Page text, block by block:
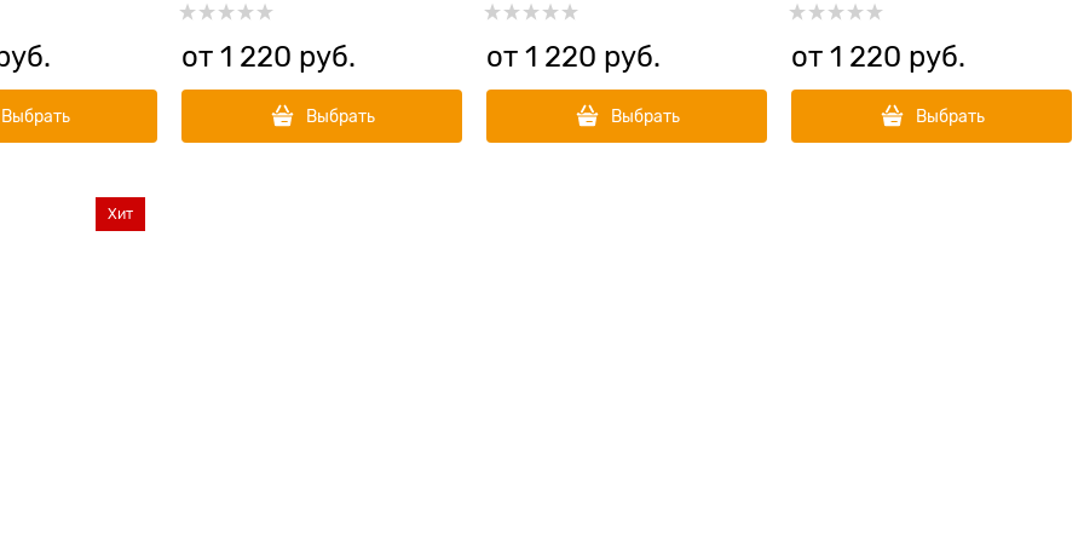
Выбрать
JUNIOR Medium&Maxi Turkey
от 1 220 руб.
Выбрать
от 1 220 руб.
Выбрать
Medium
от 1 220 руб.
Выбрать
Хит